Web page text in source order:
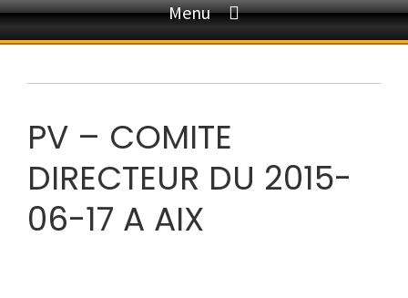
Menu
PV – COMITE
DIRECTEUR DU 2015-
06-17 A AIX